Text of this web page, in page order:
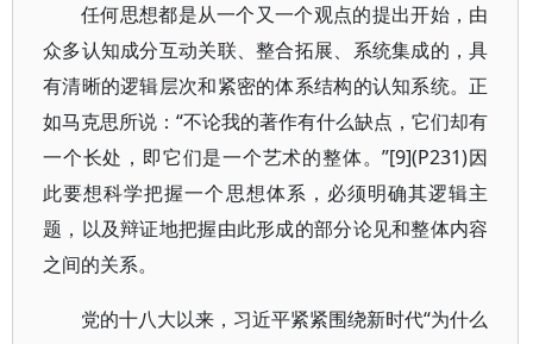
任何思想都是从一个又一个观点的提出开始，由
众多认知成分互动关联、整合拓展、系统集成的，具
有清晰的逻辑层次和紧密的体系结构的认知系统。正
如马克思所说：“不论我的著作有什么缺点，它们却有
一个长处，即它们是一个艺术的整体。”[9](P231)因
此要想科学把握一个思想体系，必须明确其逻辑主
题，以及辩证地把握由此形成的部分论见和整体内容
之间的关系。
党的十八大以来，习近平紧紧围绕新时代“为什么